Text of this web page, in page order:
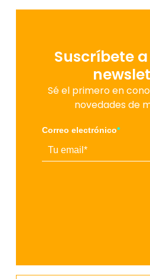
Suscríbete
Sé el primero en
novedades de
Correo electrónico*